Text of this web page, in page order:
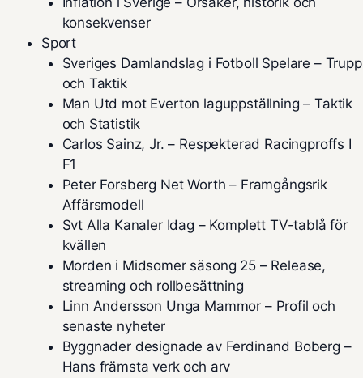
konsekvenser
Sport
Sveriges Damlandslag i Fotboll Spelare – Trupp
och Taktik
Man Utd mot Everton laguppställning – Taktik
och Statistik
Carlos Sainz, Jr. – Respekterad Racingproffs I
F1
Peter Forsberg Net Worth – Framgångsrik
Affärsmodell
Svt Alla Kanaler Idag – Komplett TV-tablå för
kvällen
Morden i Midsomer säsong 25 – Release,
streaming och rollbesättning
Linn Andersson Unga Mammor – Profil och
senaste nyheter
Byggnader designade av Ferdinand Boberg –
Hans främsta verk och arv